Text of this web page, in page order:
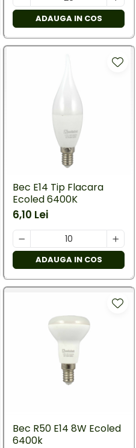
ADAUGA IN COS
Bec E14 Tip Flacara
Ecoled 6400K
6,10 Lei
ADAUGA IN COS
Bec R50 E14 8W Ecoled
6400k